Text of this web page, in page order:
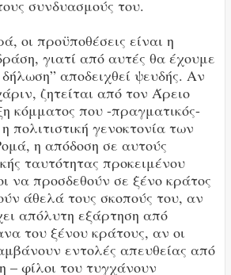
συνδυασμούς του.
οι προϋποθέσεις είναι η
γιατί από αυτές θα έχουμε
αποδειχθεί ψευδής. Αν
ζητείται από τον Άρειο
κόμματος που -πραγματικός-
πολιτιστική γενοκτονία των
η απόδοση σε αυτούς
ταυτότητας προκειμένου
να προσδεθούν σε ξένο κράτος
άθελά τους σκοπούς του, αν
απόλυτη εξάρτηση από
του ξένου κράτους, αν οι
εντολές απευθείας από
– φίλοι του τυγχάνουν